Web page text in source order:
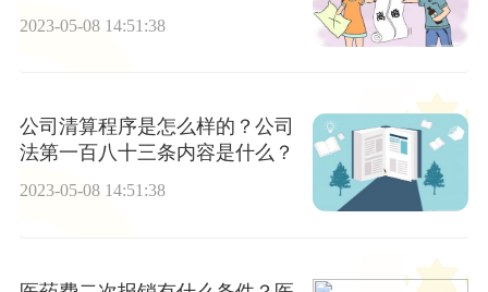
2023-05-08 14:51:38
公司清算程序是怎么样的？公司
法第一百八十三条内容是什么？
2023-05-08 14:51:38